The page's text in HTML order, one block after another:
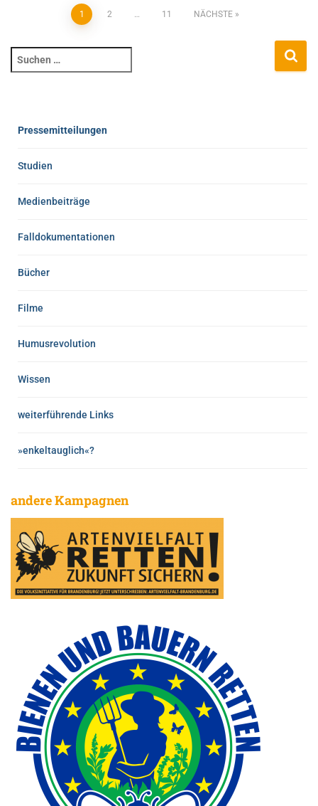
1 2 … 11 NÄCHSTE
Pressemitteilungen
Studien
Medienbeiträge
Falldokumentationen
Bücher
Filme
Humusrevolution
Wissen
weiterführende Links
»enkeltauglich«?
andere Kampagnen